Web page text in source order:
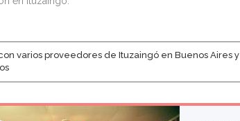
varios proveedores de Ituzaingó en Buenos Aires y